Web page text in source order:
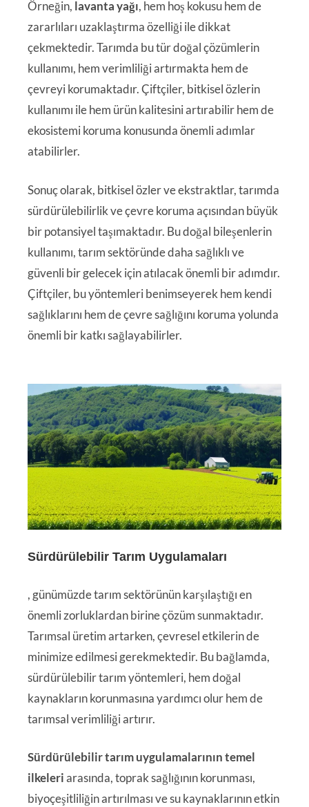
Örneğin, lavanta yağı, hem hoş kokusu hem de
zararlıları uzaklaştırma özelliği ile dikkat
çekmektedir. Tarımda bu tür doğal çözümlerin
kullanımı, hem verimliliği artırmakta hem de
çevreyi korumaktadır. Çiftçiler, bitkisel özlerin
kullanımı ile hem ürün kalitesini artırabilir hem de
ekosistemi koruma konusunda önemli adımlar
atabilirler.
Sonuç olarak, bitkisel özler ve ekstraktlar, tarımda
sürdürülebilirlik ve çevre koruma açısından büyük
bir potansiyel taşımaktadır. Bu doğal bileşenlerin
kullanımı, tarım sektöründe daha sağlıklı ve
güvenli bir gelecek için atılacak önemli bir adımdır.
Çiftçiler, bu yöntemleri benimseyerek hem kendi
sağlıklarını hem de çevre sağlığını koruma yolunda
önemli bir katkı sağlayabilirler.
Sürdürülebilir Tarım Uygulamaları
, günümüzde tarım sektörünün karşılaştığı en
önemli zorluklardan birine çözüm sunmaktadır.
Tarımsal üretim artarken, çevresel etkilerin de
minimize edilmesi gerekmektedir. Bu bağlamda,
sürdürülebilir tarım yöntemleri, hem doğal
kaynakların korunmasına yardımcı olur hem de
tarımsal verimliliği artırır.
Sürdürülebilir tarım uygulamalarının temel
ilkeleriarasında, toprak sağlığının korunması,
biyoçeşitliliğin artırılması ve su kaynaklarının etkin